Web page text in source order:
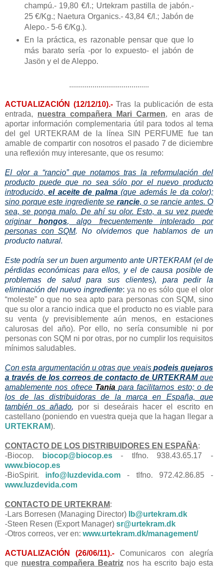
champú.- 19,80 €/l.; Urtekram pastilla de jabón.-
25 €/Kg.; Naetura Organics.- 43,84 €/l.; Jabón de
Alepo.- 5-6 €/Kg.).
En la práctica, es razonable pensar que que lo
más barato sería -por lo expuesto- el jabón de
Jasön y el de Aleppo.
.........................................
ACTUALIZACIÓN (12/12/10).-Tras la publicación de esta
entrada, nuestra compañera Mari Carmen, en aras de
aportar información complementaria útil para todos al tema
del gel URTEKRAM de la línea SIN PERFUME fue tan
amable de compartir con nosotros el pasado 7 de diciembre
una reflexión muy interesante, que os resumo:
El olor a “rancio” que notamos tras la reformulación del
producto puede que no sea sólo por el nuevo producto
introducido,el aceite de palma(que además le da color);
sino porque este ingrediente se rancie, o se rancie antes. O
sea, se ponga malo. De ahí su olor. Esto, a su vez puede
originarhongos, algo frecuentemente intolerado por
personas con SQM. No olvidemos que hablamos de un
producto natural.
Este podría ser un buen argumento ante URTEKRAM (el de
pérdidas económicas para ellos, y el de causa posible de
problemas de salud para sus clientes), para pedir la
eliminación del nuevo ingrediente: ya no es sólo que el olor
“moleste” o que no sea apto para personas con SQM, sino
que su olor a rancio indica que el producto no es viable para
su venta (y previsiblemente aún menos, en estaciones
calurosas del año). Por ello, no sería consumible ni por
personas con SQM ni por otras, por no cumplir los requisitos
mínimos saludables.
Con esta argumentación u otras que veais podeis quejaros
a través de los correos de contacto de URTEKRAMque
amablemente nos ofrece Tania para facilitarnos esto; o de
los de las distribuidoras de la marca en España, que
también os añado, por si deseárais hacer el escrito en
castellano (poniendo en vuestra queja que la hagan llegar a
URTEKRAM).
CONTACTO DE LOS DISTRIBUIDORES EN ESPAÑA:
-Biocop.
biocop@biocop.es- tlfno. 938.43.65.17 -
www.biocop.es
-BioSpirit. info@luzdevida.com - tlfno. 972.42.86.85 -
www.luzdevida.com
CONTACTO DE URTEKRAM:
-Lars Borresen (Managing Director)
lb@urtekram.dk
-Steen Resen (Export Manager) sr@urtekram.dk
-Otros correos, ver en: www.urtekram.dk/management/
ACTUALIZACIÓN (26/06/11).- Comunicaros con alegría
que nuestra compañera Beatriznos ha escrito bajo esta